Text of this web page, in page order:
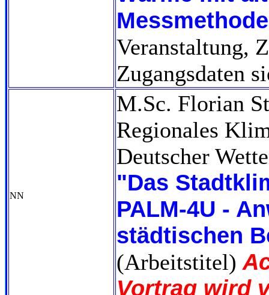
Veranstaltung,
Zugangsdaten
NN
M.Sc. Florian
Regionales
Deutscher
"Das
PALM-4U -
städtischen
(Arbeitstitel)
Vortrag wird